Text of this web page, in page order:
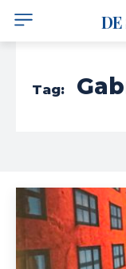
DE
Tag: